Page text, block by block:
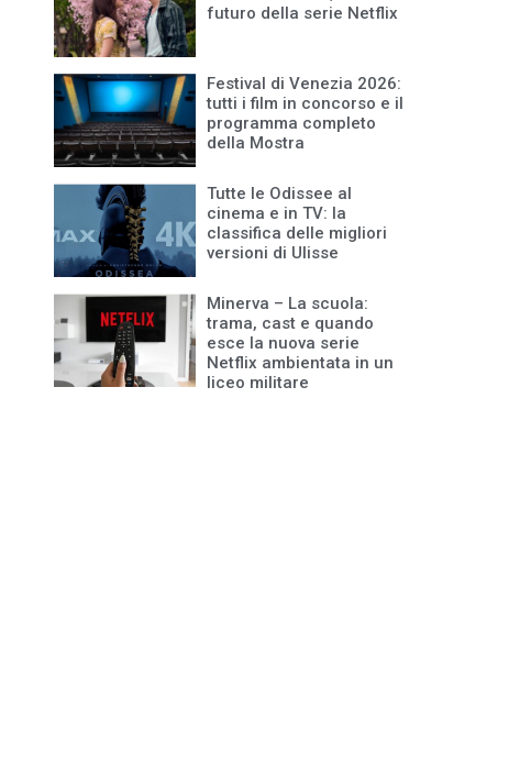
futuro della serie Netflix
Festival di Venezia 2026:
tutti i film in concorso e il
programma completo
della Mostra
Tutte le Odissee al
cinema e in TV: la
classifica delle migliori
versioni di Ulisse
Minerva – La scuola:
trama, cast e quando
esce la nuova serie
Netflix ambientata in un
liceo militare